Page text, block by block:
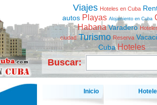
Viajes Hoteles en Cuba
autos Playas Alojamiento en Cuba
Habana Varadero
ciudad Turismo Reserva
Cuba Hoteles
Buscar:
Inicio